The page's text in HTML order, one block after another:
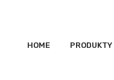
HOME PRODUKTY